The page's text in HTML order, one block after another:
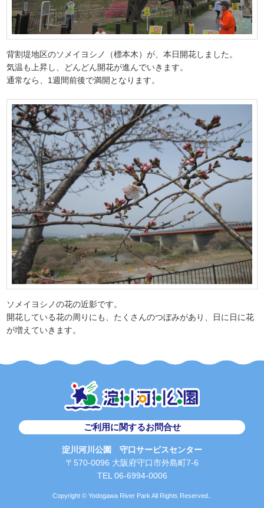
背割堤地区のソメイヨシノ（標本木）が、本日開花しました。
気温も上昇し、どんどん開花が進んでいきます。
通常なら、1週間前後で満開となります。
ソメイヨシノの花の近影です。
開花している花の周りにも、たくさんのつぼみがあり、日に日に花
が増えていきます。
ご利用に関するお問合せ
淀川河川公園 守口サービスセンター
〒570-0096 大阪府守口市外島町7-6
TEL 06-6994-0006
Copyright © Yodogawa River Park All Rights Reserved..